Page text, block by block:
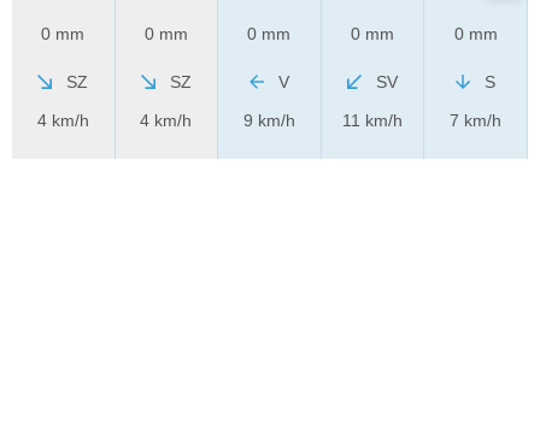
0 mm
SZ
4 km/h
0 mm
SZ
4 km/h
0 mm
V
9 km/h
0 mm
SV
11 km/h
0 mm
S
7 km/h